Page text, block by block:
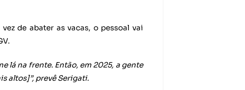
de abater as vacas, o pessoal vai
lá na frente. Então, em 2025, a gente
altos]”, prevê Serigati.